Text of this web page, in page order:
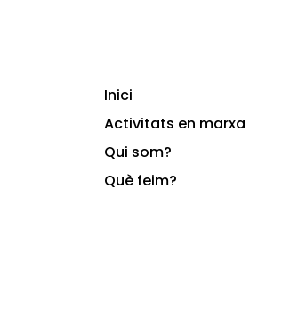
Inici
Activitats en marxa
Qui som?
Què feim?